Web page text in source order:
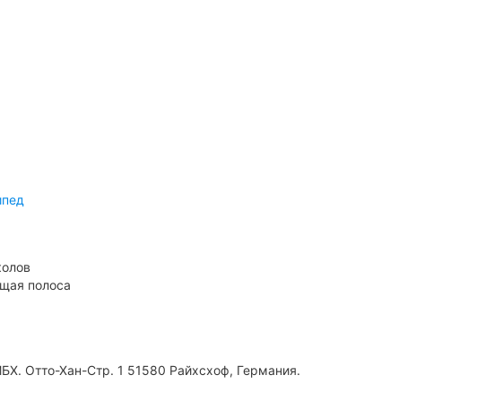
полоса
Отто-Хан-Стр. 1 51580 Райхсхоф, Германия.